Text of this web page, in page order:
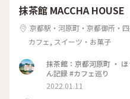
れた落ち着いた店内は 天
和の香りが漂っています
かったです。 お席もすご
で ひっそりと自分の時間
きを楽しむことが できた
茶ソワレ #純喫茶 #喫茶
京都スイーツ #京都カフ
抹茶館 MACCHA HOUSE
京都駅・河原町・京都御所・
カフェ, スイーツ・お菓子
抹茶館：京都河原町 ・
ん記録 #カフェ巡り
2022.01.11